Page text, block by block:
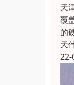
天
覆
的
天
22-